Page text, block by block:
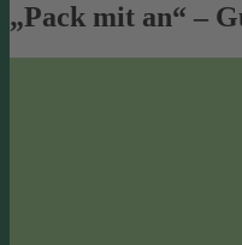
„Pack mit an“ –